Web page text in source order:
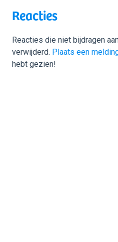
Reacties
Reacties die niet bijdragen
verwijderd. Plaats een
hebt gezien!